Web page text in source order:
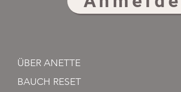
ÜBER ANETTE
BAUCH RESET